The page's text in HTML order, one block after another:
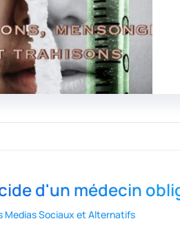
d'un médecin
Medias Sociaux et Alternatifs